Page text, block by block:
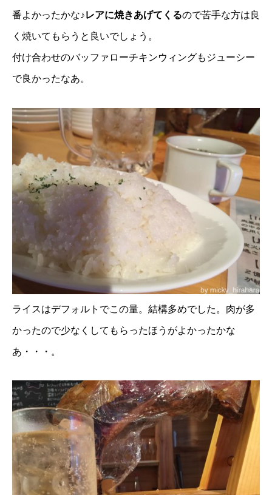
番よかったかな♪レアに焼きあげてくるので苦手な方は良
く焼いてもらうと良いでしょう。
付け合わせのバッファローチキンウィングもジューシー
で良かったなあ。
ライスはデフォルトでこの量。結構多めでした。肉が多
かったので少なくしてもらったほうがよかったかな
あ・・・。